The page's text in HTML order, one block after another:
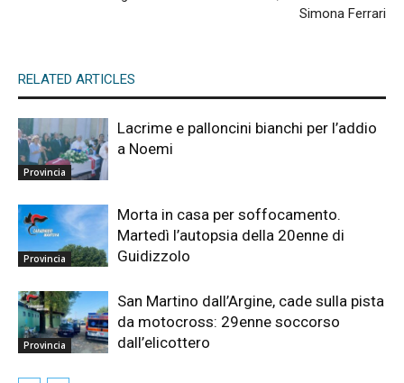
Simona Ferrari
RELATED ARTICLES
Provincia
Lacrime e palloncini bianchi per l’addio
a Noemi
Provincia
Morta in casa per soffocamento.
Martedì l’autopsia della 20enne di
Guidizzolo
Provincia
San Martino dall’Argine, cade sulla pista
da motocross: 29enne soccorso
dall’elicottero